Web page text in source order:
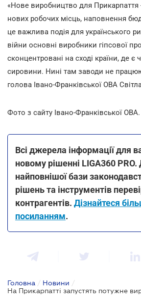
«Нове виробництво для Прикарпаття
нових робочих місць, наповнення
це важлива подія для українського
війни основні виробники гіпсової
сконцентровані на сході країни, де є
сировини. Нині там заводи не
голова Івано-Франківської ОВА
Фото з сайту Івано-Франківської ОВА.
Всі джерела інформації для
новому рішенні LIGA360 PRO.
найповнішої бази
рішень та інструментів
контрагентів. Дізнайтеся
посиланням.
Головна / Новини /